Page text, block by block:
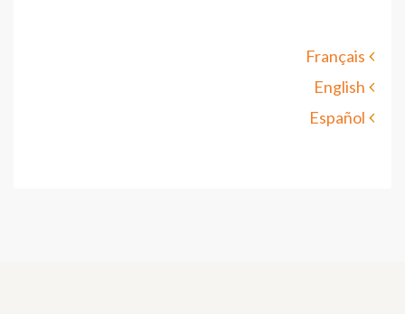
Français
English
Español